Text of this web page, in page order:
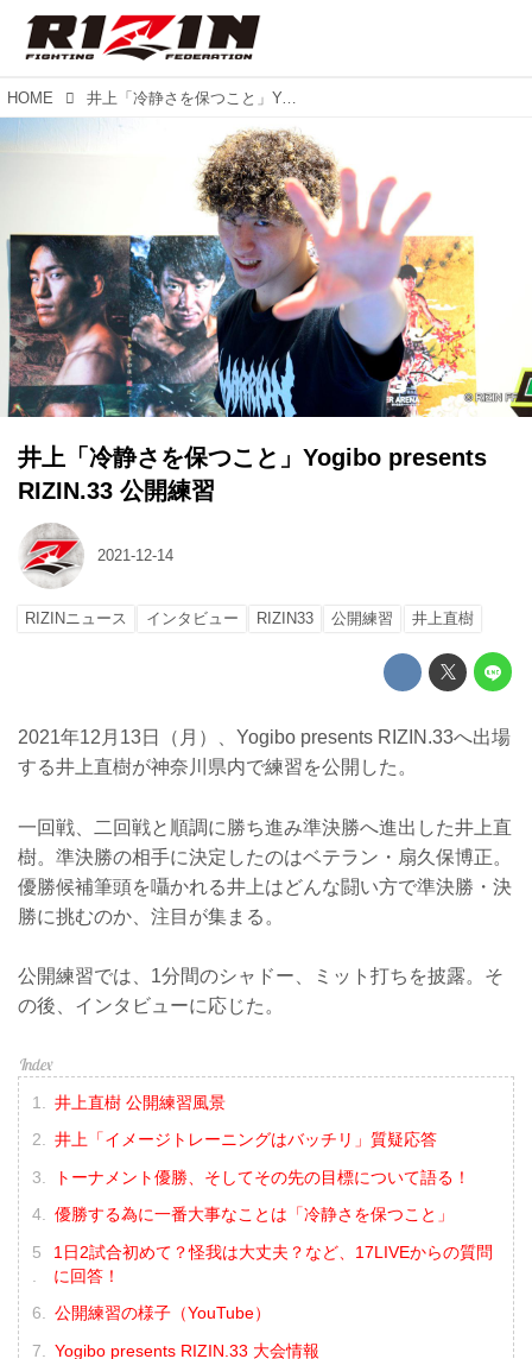
HOME 井上「冷静さを保つこと」Yogibo presents RIZIN.33 公開練習
井上「冷静さを保つこと」Yogibo presents
RIZIN.33 公開練習
2021-12-14
RIZINニュース インタビュー RIZIN33 公開練習 井上直樹
2021年12月13日（月）、Yogibo presents RIZIN.33へ出場
する井上直樹が神奈川県内で練習を公開した。
一回戦、二回戦と順調に勝ち進み準決勝へ進出した井上直
樹。準決勝の相手に決定したのはベテラン・扇久保博正。
優勝候補筆頭を囁かれる井上はどんな闘い方で準決勝・決
勝に挑むのか、注目が集まる。
公開練習では、1分間のシャドー、ミット打ちを披露。そ
の後、インタビューに応じた。
井上直樹 公開練習風景
井上「イメージトレーニングはバッチリ」質疑応答
トーナメント優勝、そしてその先の目標について語る！
優勝する為に一番大事なことは「冷静さを保つこと」
1日2試合初めて？怪我は大丈夫？など、17LIVEからの質問
に回答！
公開練習の様子（YouTube）
Yogibo presents RIZIN.33 大会情報